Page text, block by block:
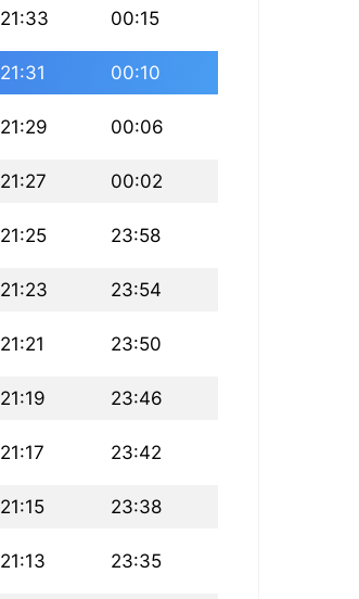
21:33 00:15
21:31 00:10
21:29 00:06
21:27 00:02
21:25 23:58
21:23 23:54
21:21 23:50
21:19 23:46
21:17 23:42
21:15 23:38
21:13 23:35